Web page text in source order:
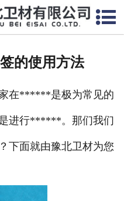
网站首页
的使用方法
在******是极为常见的
进行******。那们我们
下面就由豫北卫材为您